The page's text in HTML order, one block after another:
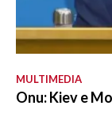
MULTIMEDIA
Onu: Kiev e